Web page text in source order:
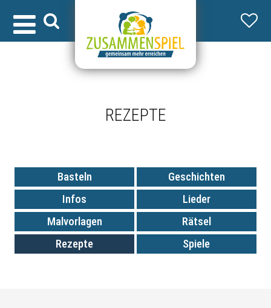
REZEPTE
Basteln
Geschichten
Infos
Lieder
Malvorlagen
Rätsel
Rezepte
Spiele